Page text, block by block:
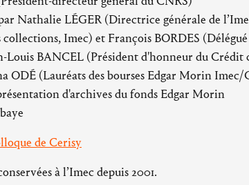
Nathalie LÉGER (Directrice générale de
Imec) et François BORDES
Louis BANCEL (Président d'honneur du
ODÉ (Lauréats des bourses Edgar Morin
d'archives du fonds Edgar Morin
de Cerisy
à l’Imec depuis 2001.